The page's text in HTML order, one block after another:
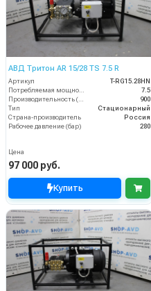
АВД Тритон AR 15/28 TS 7.5 R
Артикул
T-RG15.28HN
7.5
900
Тип
Стационарный
Страна-производитель
Россия
Рабочее давление (бар)
280
Цена
97 000 руб.
Купить